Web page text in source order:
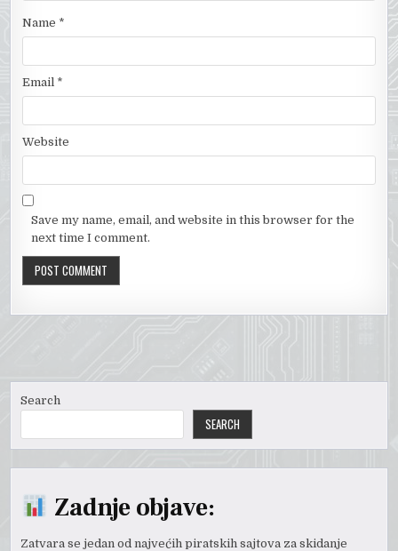
Name *
Email *
Website
Save my name, email, and website in this browser for the
next time I comment.
Search
SEARCH
Zadnje objave:
Zatvara se jedan od najvećih piratskih sajtova za skidanje